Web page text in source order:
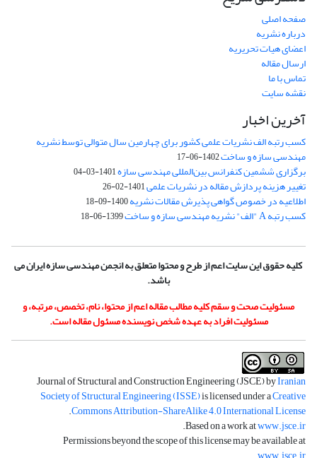
صفحه اصلی
درباره نشریه
اعضای هیات تحریریه
ارسال مقاله
تماس با ما
نقشه سایت
آخرین اخبار
کسب رتبه الف نشریات علمی کشور برای چهارمین سال متوالی توسط نشریه
مهندسی سازه و ساخت1402-06-17
برگزاری ششمین کنفرانس بین‌المللی مهندسی سازه1401-03-04
تغییر هزینه پردازش مقاله در نشریات علمی1401-02-26
اطلاعیه در خصوص گواهی پذیرش مقالات نشریه1400-09-18
کسب رتبه A "الف" نشریه مهندسی سازه و ساخت 1399-06-18
کلیه حقوق این سایت اعم از طرح و محتوا متعلق به انجمن مهندسی سازه ایران می
باشد.
مسئولیت صحت و سقم کلیه مطالب مقاله اعم از محتوا، نام، تخصص، مرتبه، و
مسئولیت افراد به عهده شخص نویسنده مسئول مقاله است.
Journal of Structural and Construction Engineering (JSCE) byIranian
Society of Structural Engineering (ISSE)is licensed under aCreative
Commons Attribution-ShareAlike 4.0 International License
.
Based on a work atwww.jsce.ir
.
Permissions beyond the scope of this license may be available at